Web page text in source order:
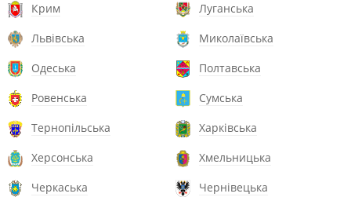
Крим
Луганська
Львівська
Миколаївська
Одеська
Полтавська
Ровенська
Сумська
Тернопільська
Харківська
Херсонська
Хмельницька
Черкаська
Чернівецька